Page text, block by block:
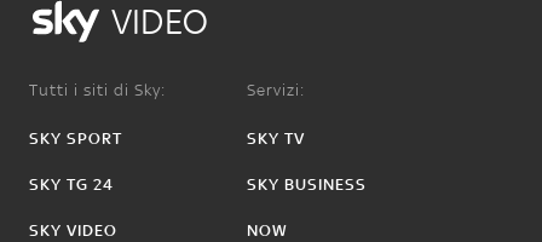
VIDEO
Tutti i siti di Sky:
SKY SPORT
SKY TG 24
SKY VIDEO
Servizi:
SKY TV
SKY BUSINESS
NOW